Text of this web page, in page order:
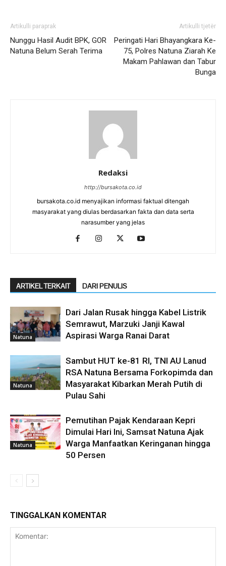
Artikulli paraprak
Nunggu Hasil Audit BPK, GOR
Natuna Belum Serah Terima
Artikulli tjetër
Peringati Hari Bhayangkara Ke-
75, Polres Natuna Ziarah Ke
Makam Pahlawan dan Tabur
Bunga
Redaksi
http://bursakota.co.id
bursakota.co.id menyajikan informasi faktual ditengah
masyarakat yang diulas berdasarkan fakta dan data serta
narasumber yang jelas
ARTIKEL TERKAIT DARI PENULIS
Natuna
Dari Jalan Rusak hingga Kabel Listrik
Semrawut, Marzuki Janji Kawal
Aspirasi Warga Ranai Darat
Natuna
Sambut HUT ke-81 RI, TNI AU Lanud
RSA Natuna Bersama Forkopimda dan
Masyarakat Kibarkan Merah Putih di
Pulau Sahi
Natuna
Pemutihan Pajak Kendaraan Kepri
Dimulai Hari Ini, Samsat Natuna Ajak
Warga Manfaatkan Keringanan hingga
50 Persen
TINGGALKAN KOMENTAR